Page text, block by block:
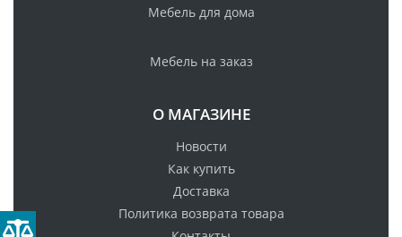
Мебель для дома
Мебель на заказ
О МАГАЗИНЕ
Новости
Как купить
Доставка
Политика возврата товара